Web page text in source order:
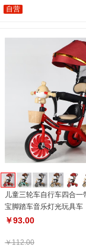
自营
儿童三轮车自行车四合一
宝脚踏车音乐灯光玩具车
￥93.00
￥112.00